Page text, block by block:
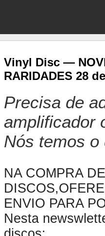
Vinyl Disc —
RARIDADES 28
Precisa de
amplificador
Nós temos o
NA COMPRA
ENVIO PARA
Nesta